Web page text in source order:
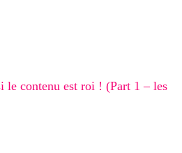
le contenu est roi ! (Part 1 – les